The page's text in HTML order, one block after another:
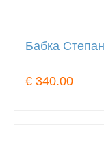
Бабка
€ 340.00